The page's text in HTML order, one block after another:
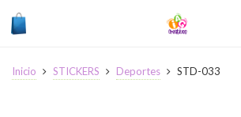
Inicio STICKERS Deportes STD-033